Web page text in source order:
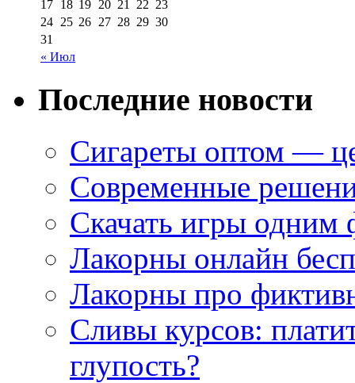
« Июл
17 18 19 20 21 22 23
24 25 26 27 28 29 30
31
Последние новости
Сигареты оптом —
Современные
Скачать игры одним
Лакорны онлайн
Лакорны про
Сливы курсов:
глупость?